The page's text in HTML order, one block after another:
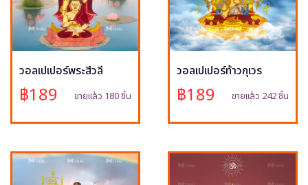
วอลเปเปอร์พระสีวลี
฿189 ขายแล้ว 180 ชิ้น
วอลเปเปอร์ท้าวกุเวร
฿189 ขายแล้ว 242 ชิ้น